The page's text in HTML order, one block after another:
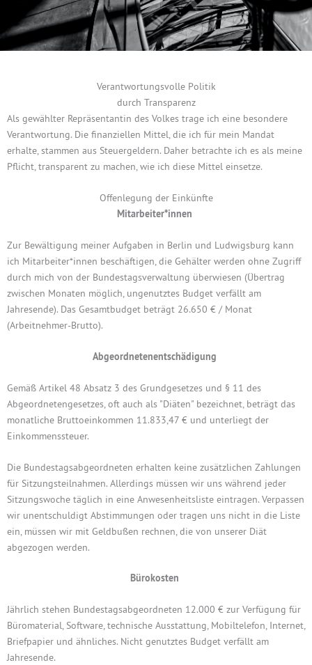
Verantwortungsvolle Politik
durch Transparenz
Als gewählter Repräsentantin des Volkes trage ich eine besondere
Verantwortung. Die finanziellen Mittel, die ich für mein Mandat
erhalte, stammen aus Steuergeldern. Daher betrachte ich es als meine
Pflicht, transparent zu machen, wie ich diese Mittel einsetze.
Offenlegung der Einkünfte
Mitarbeiter*innen
Zur Bewältigung meiner Aufgaben in Berlin und Ludwigsburg kann
ich Mitarbeiter*innen beschäftigen, die Gehälter werden ohne Zugriff
durch mich von der Bundestagsverwaltung überwiesen (Übertrag
zwischen Monaten möglich, ungenutztes Budget verfällt am
Jahresende). Das Gesamtbudget beträgt 26.650 € / Monat
(Arbeitnehmer-Brutto).
Abgeordnetenentschädigung
Gemäß Artikel 48 Absatz 3 des Grundgesetzes und § 11 des
Abgeordnetengesetzes, oft auch als "Diäten" bezeichnet, beträgt das
monatliche Bruttoeinkommen 11.833,47 € und unterliegt der
Einkommenssteuer.
Die Bundestagsabgeordneten erhalten keine zusätzlichen Zahlungen
für Sitzungsteilnahmen. Allerdings müssen wir uns während jeder
Sitzungswoche täglich in eine Anwesenheitsliste eintragen. Verpassen
wir unentschuldigt Abstimmungen oder tragen uns nicht in die Liste
ein, müssen wir mit Geldbußen rechnen, die von unserer Diät
abgezogen werden.
Bürokosten
Jährlich stehen Bundestagsabgeordneten 12.000 € zur Verfügung für
Büromaterial, Software, technische Ausstattung, Mobiltelefon, Internet,
Briefpapier und ähnliches. Nicht genutztes Budget verfällt am
Jahresende.